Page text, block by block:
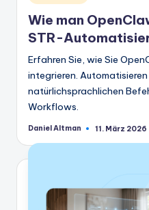
in
Wie man
STR-
Erfahren Sie, wie Sie
integrieren.
natürlichsprachlichen
Workflows.
Geschrieben
Daniel Altman 11. März 2026